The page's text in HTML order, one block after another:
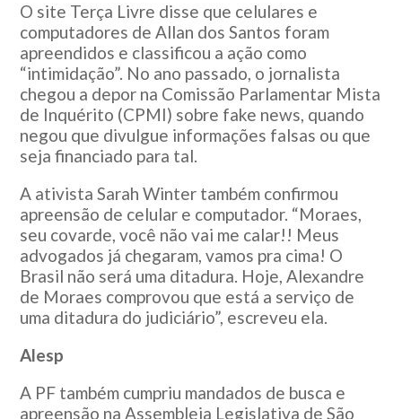
O site Terça Livre disse que celulares e
computadores de Allan dos Santos foram
apreendidos e classificou a ação como
“intimidação”. No ano passado, o jornalista
chegou a depor na Comissão Parlamentar Mista
de Inquérito (CPMI) sobre fake news, quando
negou que divulgue informações falsas ou que
seja financiado para tal.
A ativista Sarah Winter também confirmou
apreensão de celular e computador. “Moraes,
seu covarde, você não vai me calar!! Meus
advogados já chegaram, vamos pra cima! O
Brasil não será uma ditadura. Hoje, Alexandre
de Moraes comprovou que está a serviço de
uma ditadura do judiciário”, escreveu ela.
Alesp
A PF também cumpriu mandados de busca e
apreensão na Assembleia Legislativa de São